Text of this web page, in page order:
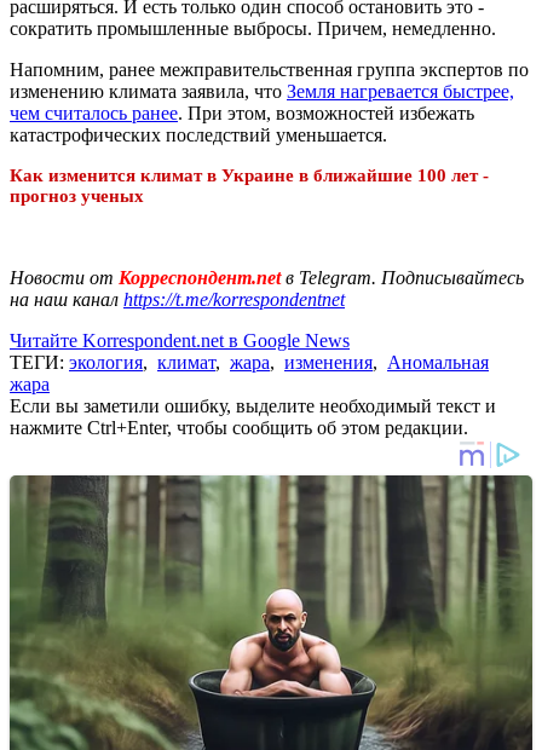
расширяться. И есть только один способ остановить это -
сократить промышленные выбросы. Причем, немедленно.
Напомним, ранее межправительственная группа экспертов по
изменению климата заявила, что Земля нагревается быстрее,
чем считалось ранее. При этом, возможностей избежать
катастрофических последствий уменьшается.
Как изменится климат в Украине в ближайшие 100 лет -
прогноз ученых
Новости от Корреспондент.netв Telegram. Подписывайтесь
на наш канал https://t.me/korrespondentnet
Читайте Korrespondent.net в Google News
ТЕГИ: экология, климат, жара, изменения, Аномальная
жара
Если вы заметили ошибку, выделите необходимый текст и
нажмите Ctrl+Enter, чтобы сообщить об этом редакции.